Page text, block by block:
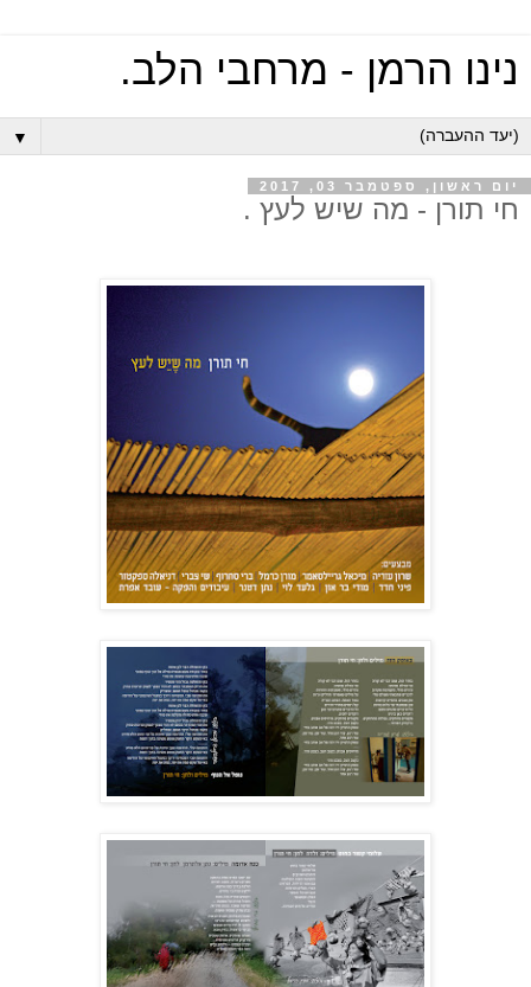
נינו הרמן - מרחבי הלב.
▼
יום ראשון, ספטמבר 03, 2017
חי תורן - מה שיש לעץ .